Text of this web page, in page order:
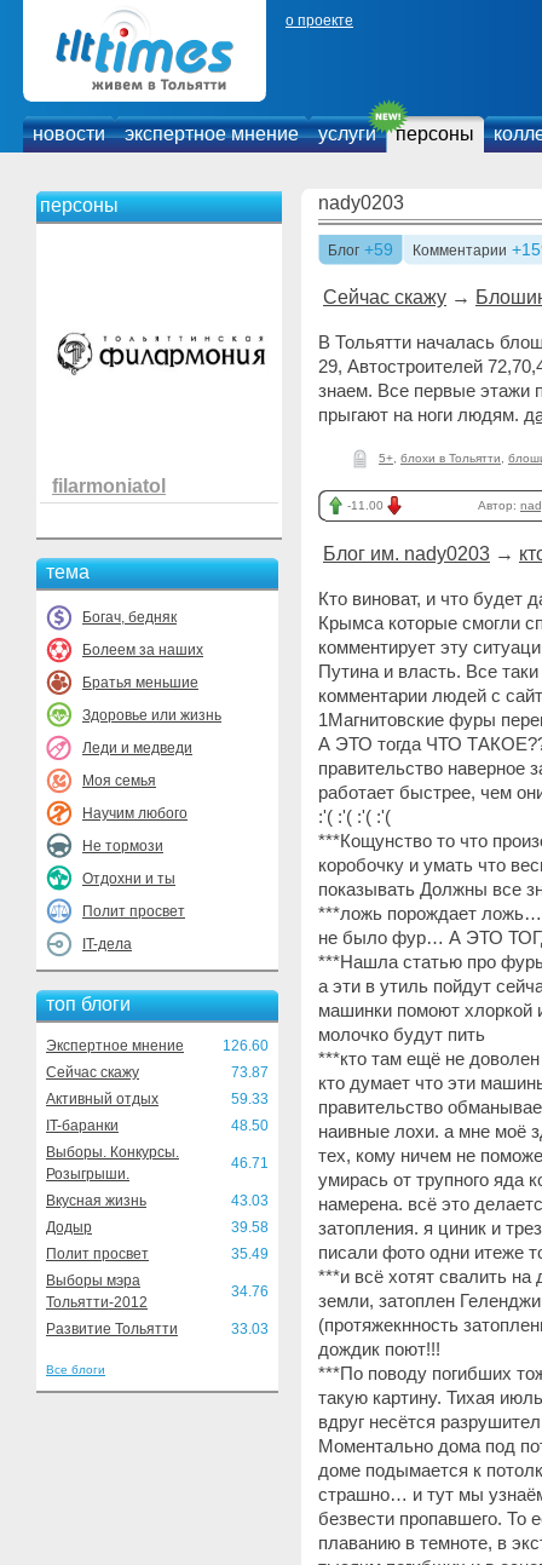
о проекте
новости экспертное мнение услуги персоны
персоны
filarmoniatol
тема
Богач, бедняк
Болеем за наших
Братья меньшие
Здоровье или жизнь
Леди и медведи
Моя семья
Научим любого
Не тормози
Отдохни и ты
Полит просвет
IT-дела
топ блоги
Экспертное мнение
126.60
Сейчас скажу
73.87
Активный отдых
59.33
IT-баранки
48.50
Выборы. Конкурсы.
Розыгрыши.
46.71
Вкусная жизнь
43.03
Додыр
39.58
Полит просвет
35.49
Выборы мэра
Тольятти-2012
34.76
Развитие Тольятти 33.03
Все блоги
nady0203
Блог +59 Комментарии
Сейчас скажу →
В Тольятти началась
29, Автостроителей
знаем. Все первые этажи
прыгают на ноги людям.
5+ блохи в Тольятти
-11.00 Автор:
Блог им. nady0203 →
Кто виноват, и что будет
Крымса которые смогли
комментирует эту
Путина и власть. Все
комментарии людей с
1Магнитовские фуры
А ЭТО тогда ЧТО
правительство наверное
работает быстрее, чем
:'( :'( :'( :'(
***Кощунство то что
коробочку и умать что
показывать Должны все
***ложь порождает
не было фур… А ЭТО
***Нашла статью про
а эти в утиль пойдут
машинки помоют хлоркой
молочко будут пить
***кто там ещё не
кто думает что эти
правительство
наивные лохи. а мне моё
тех, кому ничем не
умирась от трупного яда
намерена. всё это
затопления. я циник и
писали фото одни итеже
***и всё хотят свалить
земли, затоплен
(протяжекнность
дождик поют!!!
***По поводу погибших
такую картину. Тихая
вдруг несётся
Моментально дома под
доме подымается к
страшно… и тут мы
безвести пропавшего. То
плаванию в темноте, в